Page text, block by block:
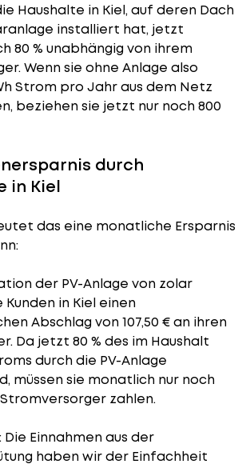
Haushalte in Kiel, auf deren Dach
installiert hat, jetzt
80 % unabhängig von ihrem
Wenn sie ohne Anlage also
Strom pro Jahr aus dem Netz
beziehen sie jetzt nur noch 800
durch
in Kiel
das eine monatliche Ersparnis
der PV-Anlage von zolar
in Kiel einen
Abschlag von 107,50 € an ihren
Da jetzt 80 % des im Haushalt
durch die PV-Anlage
müssen sie monatlich nur noch
Stromversorger zahlen.
Einnahmen aus der
haben wir der Einfachheit